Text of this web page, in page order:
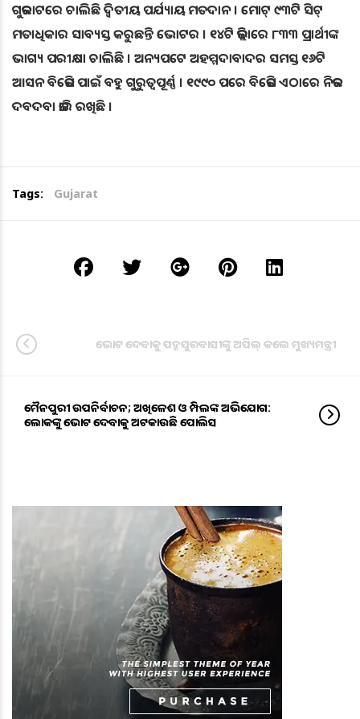
ଗୁଜରାଟରେ ଚାଲିଛି ଦ୍ବିତୀୟ ପର୍ଯ୍ୟାୟ ମତଦାନ । ମୋଟ୍ ୯୩ଟି ସିଟ୍
ମତାଧିକାର ସାବ୍ୟସ୍ତ କରୁଛନ୍ତି ଭୋଟର । ୧୪ଟି ଜିଲ୍ଲାରେ ୮୩୩ ପ୍ରାର୍ଥୀଙ୍କ
ଭାଗ୍ୟ ପରୀକ୍ଷା ଚାଲିଛି । ଅନ୍ୟପଟେ ଅହମ୍ମଦାବାଦର ସମସ୍ତ ୧୬ଟି
ଆସନ ବିଜେପି ପାଇଁ ବହୁ ଗୁରୁତ୍ବପୂର୍ଣ୍ଣ । ୧୯୯୦ ପରେ ବିଜେପି ଏଠାରେ ନିଜର
ଦବଦବା ଜାରି ରଖିଛି ।
Tags: Gujarat
ଭୋଟ ଦେବାକୁ ପଦ୍ମପୁରବାସୀଙ୍କୁ ଅପିଲ୍ କଲେ ମୁଖ୍ୟମନ୍ତ୍ରୀ
ମୈନପୁରୀ ଉପନିର୍ବାଚନ; ଅଖିଳେଶ ଓ ଡିମ୍ପଲଙ୍କ ଅଭିଯୋଗ:
ଲୋକଙ୍କୁ ଭୋଟ ଦେବାକୁ ଅଟକାଉଛି ପୋଲିସ